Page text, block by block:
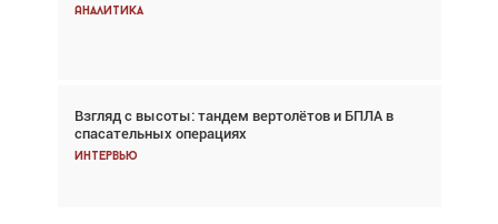
Аналитика
Взгляд с высоты: тандем вертолётов и БПЛА в
спасательных операциях
Интервью
снижается три недели подряд
Частный самолёт – это актив. Подходите к
покупке соответствующим образом
Интервью